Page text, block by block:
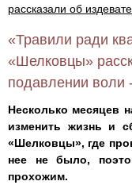
рассказали об
«Травили ради
«Шелковцы»
подавлении воли
Несколько месяцев
изменить жизнь и
«Шелковцы», где
нее не было,
прохожим.